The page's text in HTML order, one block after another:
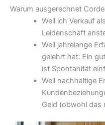
Warum ausgerechnet
Weil ich Verkauf
Leidenschaft
Weil jahrelange
gelehrt hat: Ein
ist Spontanität
Weil nachhaltige
Geld (obwohl das